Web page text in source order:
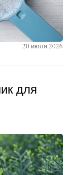
20 июля 2026
для